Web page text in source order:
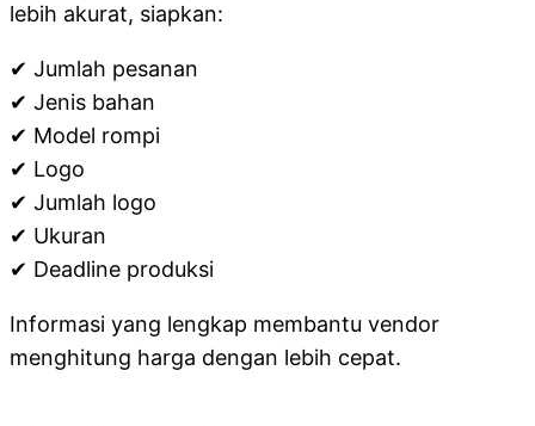
lebih akurat, siapkan:
✔ Jumlah pesanan
✔ Jenis bahan
✔ Model rompi
✔ Logo
✔ Jumlah logo
✔ Ukuran
✔ Deadline produksi
Informasi yang lengkap membantu vendor
menghitung harga dengan lebih cepat.